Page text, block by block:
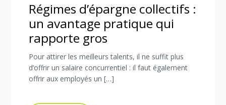
Régimes d’épargne collectifs :
un avantage pratique qui
rapporte gros
Pour attirer les meilleurs talents, il ne suffit plus
d’offrir un salaire concurrentiel : il faut également
offrir aux employés un […]